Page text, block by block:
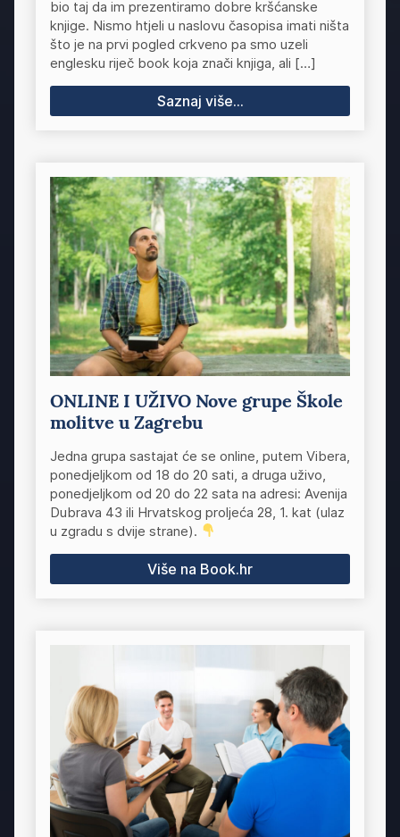
bio taj da im prezentiramo dobre kršćanske
knjige. Nismo htjeli u naslovu časopisa imati ništa
što je na prvi pogled crkveno pa smo uzeli
englesku riječ book koja znači knjiga, ali […]
Saznaj više...
ONLINE I UŽIVO Nove grupe Škole
molitve u Zagrebu
Jedna grupa sastajat će se online, putem Vibera,
ponedjeljkom od 18 do 20 sati, a druga uživo,
ponedjeljkom od 20 do 22 sata na adresi: Avenija
Dubrava 43 ili Hrvatskog proljeća 28, 1. kat (ulaz
u zgradu s dvije strane).
Više na Book.hr